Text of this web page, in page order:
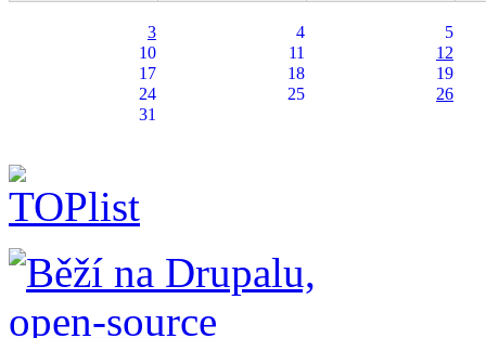
3 4
5
10
11
12
17
18
19
24
25
26
31